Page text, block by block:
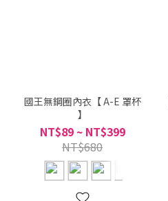
國王無鋼圈內衣【 A-E 罩杯
】
NT$89 ~ NT$399
NT$680